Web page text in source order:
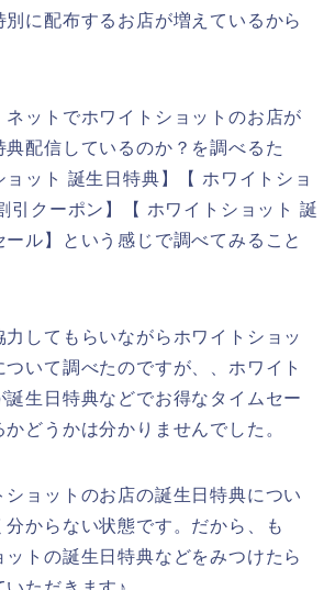
に配布するお店が増えているから
ネットでホワイトショットのお店が
典配信しているのか？を調べるた
ット 誕生日特典】【 ホワイトショ
引クーポン】【 ホワイトショット 誕
ル】という感じで調べてみること
力してもらいながらホワイトショッ
ついて調べたのですが、、ホワイト
誕生日特典などでお得なタイムセー
どうかは分かりませんでした。
ショットのお店の誕生日特典につい
分からない状態です。だから、も
ットの誕生日特典などをみつけたら